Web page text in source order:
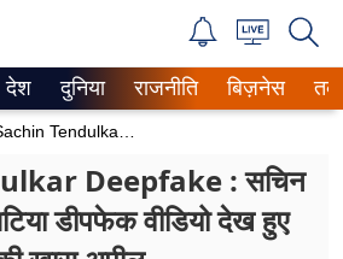
News
देश दुनिया राजनीति बिज़नेस
Deepfake : सचिन
डीपफेक वीडियो देख हुए